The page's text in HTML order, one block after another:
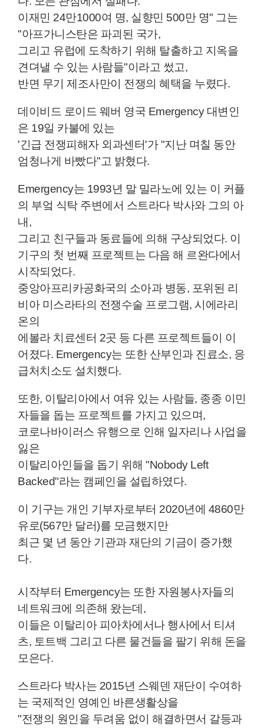
이재민 24만1000여 명, 실향민 500만 명" 그는
"아프가니스탄은 파괴된 국가,
그리고 유럽에 도착하기 위해 탈출하고 지옥을
견뎌낼 수 있는 사람들"이라고 썼고,
반면 무기 제조사만이 전쟁의 혜택을 누렸다.
데이비드 로이드 웨버 영국 Emergency 대변인
은 19일 카불에 있는
'긴급 전쟁피해자 외과센터'가 "지난 며칠 동안
엄청나게 바빴다"고 밝혔다.
Emergency는 1993년 말 밀라노에 있는 이 커플
의 부엌 식탁 주변에서 스트라다 박사와 그의 아
내,
그리고 친구들과 동료들에 의해 구상되었다. 이
기구의 첫 번째 프로젝트는 다음 해 르완다에서
시작되었다.
중앙아프리카공화국의 소아과 병동, 포위된 리
비아 미스라타의 전쟁수술 프로그램, 시에라리
온의
에볼라 치료센터 2곳 등 다른 프로젝트들이 이
어졌다. Emergency는 또한 산부인과 진료소, 응
급처치소도 설치했다.
또한, 이탈리아에서 여유 있는 사람들, 종종 이민
자들을 돕는 프로젝트를 가지고 있으며,
코로나바이러스 유행으로 인해 일자리나 사업을
잃은
이탈리아인들을 돕기 위해 "Nobody Left
Backed"라는 캠페인을 설립하였다.
이 기구는 개인 기부자로부터 2020년에 4860만
유로(567만 달러)를 모금했지만
최근 몇 년 동안 기관과 재단의 기금이 증가했
다.
시작부터 Emergency는 또한 자원봉사자들의
네트워크에 의존해 왔는데,
이들은 이탈리아 피아차에서나 행사에서 티셔
츠, 토트백 그리고 다른 물건들을 팔기 위해 돈을
모은다.
스트라다 박사는 2015년 스웨덴 재단이 수여하
는 국제적인 영예인 바른생활상을
"전쟁의 원인을 두려움 없이 해결하면서 갈등과